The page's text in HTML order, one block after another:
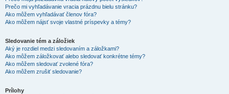
Prečo mi vyhľadávanie vracia prázdnu bielu stránku?
Ako môžem vyhľadávať členov fóra?
Ako môžem nájsť svoje vlastné príspevky a témy?
Sledovanie tém a záložiek
Aký je rozdiel medzi sledovaním a záložkami?
Ako môžem záložkovať alebo sledovať konkrétne témy?
Ako môžem sledovať zvolené fóra?
Ako môžem zrušiť sledovanie?
Prílohy